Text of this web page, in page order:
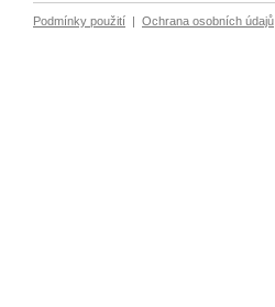
Podmínky použití | Ochrana osobních údajů